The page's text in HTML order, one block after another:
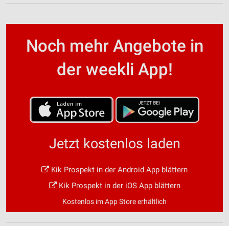
Noch mehr Angebote in
der weekli App!
Jetzt kostenlos laden
Kik Prospekt in der Android App blättern
Kik Prospekt in der iOS App blättern
Kostenlos im App Store erhältlich